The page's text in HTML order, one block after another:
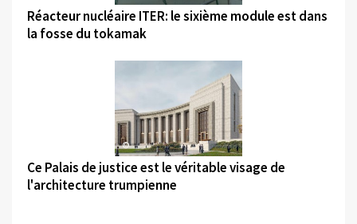
Réacteur nucléaire ITER: le sixième module est dans
la fosse du tokamak
©
Ce Palais de justice est le véritable visage de
l'architecture trumpienne